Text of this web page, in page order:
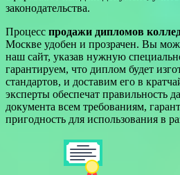
законодательства.
Процесс продажи дипломов
Москве удобен и прозрачен. Вы
наш сайт, указав нужную
гарантируем, что диплом будет
стандартов, и доставим его в
эксперты обеспечат правильность
документа всем требованиям,
пригодность для использования в